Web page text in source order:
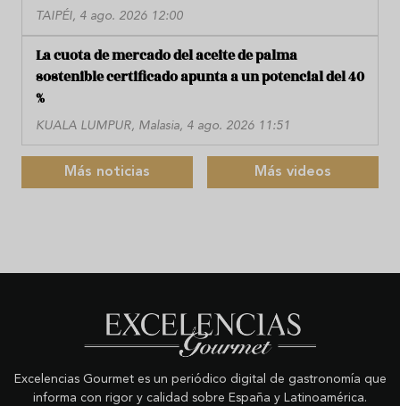
TAIPÉI, 4 ago. 2026 12:00
La cuota de mercado del aceite de palma
sostenible certificado apunta a un potencial del 40
%
KUALA LUMPUR, Malasia, 4 ago. 2026 11:51
Más noticias Más videos
Excelencias Gourmet es un periódico digital de gastronomía que
informa con rigor y calidad sobre España y Latinoamérica.